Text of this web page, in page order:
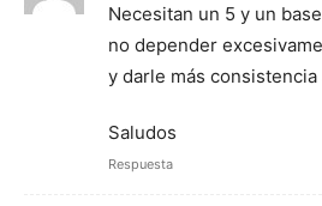
Necesitan un 5 y un
no depender
y darle más
Saludos
Respuesta